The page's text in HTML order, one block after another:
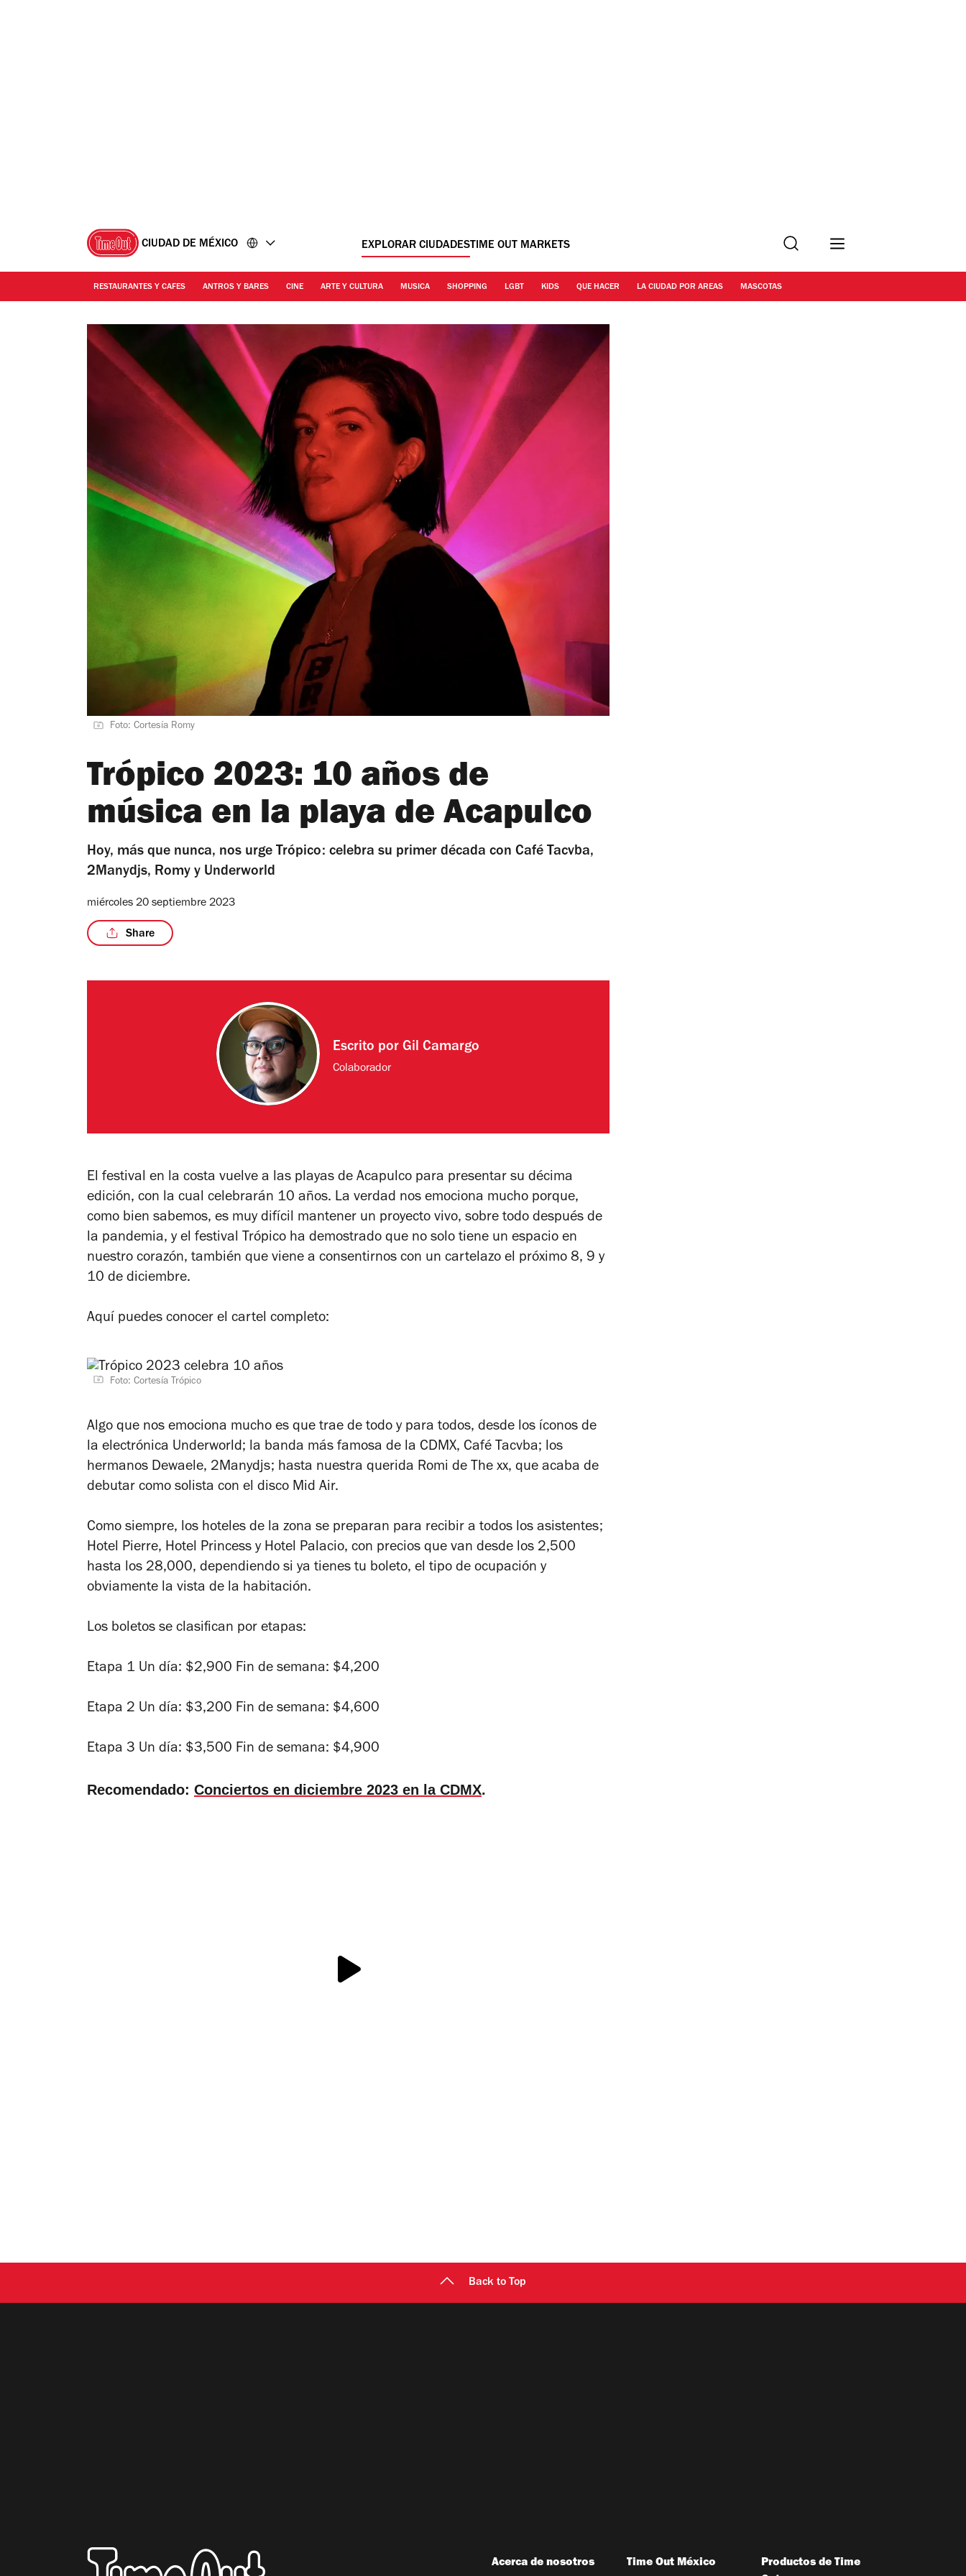
CIUDAD DE MÉXICO EXPLORAR CIUDADESTIME OUT MARKETS Buscar
RESTAURANTES Y CAFES ANTROS Y BARES CINE ARTE Y CULTURA MUSICA SHOPPING LGBT KIDS QUE HACER LA CIUDAD POR AREAS MASCOTAS
Foto: Cortesía Romy
Trópico 2023: 10 años de
música en la playa de Acapulco
Hoy, más que nunca, nos urge Trópico: celebra su primer década con Café Tacvba,
2Manydjs, Romy y Underworld
miércoles 20 septiembre 2023
Share
Escrito porGil Camargo
Colaborador
El festival en la costa vuelve a las playas de Acapulco para presentar su décima
edición, con la cual celebrarán 10 años. La verdad nos emociona mucho porque,
como bien sabemos, es muy difícil mantener un proyecto vivo, sobre todo después de
la pandemia, y el festival Trópico ha demostrado que no solo tiene un espacio en
nuestro corazón, también que viene a consentirnos con un cartelazo el próximo 8, 9 y
10 de diciembre.
Aquí puedes conocer el cartel completo:
Foto: Cortesía Trópico
Algo que nos emociona mucho es que trae de todo y para todos, desde los íconos de
la electrónica Underworld; la banda más famosa de la CDMX, Café Tacvba; los
hermanos Dewaele, 2Manydjs; hasta nuestra querida Romi de The xx, que acaba de
debutar como solista con el disco Mid Air.
Como siempre, los hoteles de la zona se preparan para recibir a todos los asistentes;
Hotel Pierre, Hotel Princess y Hotel Palacio, con precios que van desde los 2,500
hasta los 28,000, dependiendo si ya tienes tu boleto, el tipo de ocupación y
obviamente la vista de la habitación.
Los boletos se clasifican por etapas:
Etapa 1 Un día: $2,900 Fin de semana: $4,200
Etapa 2 Un día: $3,200 Fin de semana: $4,600
Etapa 3 Un día: $3,500 Fin de semana: $4,900
Recomendado: Conciertos en diciembre 2023 en la CDMX.
Back to Top
Acerca de nosotros Time Out México
Productos de Time